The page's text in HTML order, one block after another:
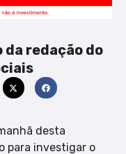
redação do
desta
para investigar o